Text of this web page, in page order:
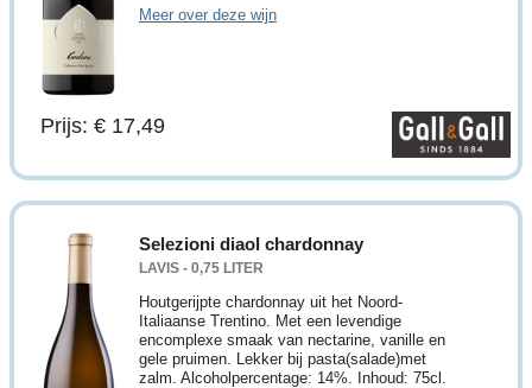
Meer over deze wijn
Prijs: € 17,49
Selezioni diaol chardonnay
LAVIS - 0,75 LITER
Houtgerijpte chardonnay uit het Noord-
Italiaanse Trentino. Met een levendige
encomplexe smaak van nectarine, vanille en
gele pruimen. Lekker bij pasta(salade)met
zalm. Alcoholpercentage: 14%. Inhoud: 75cl.